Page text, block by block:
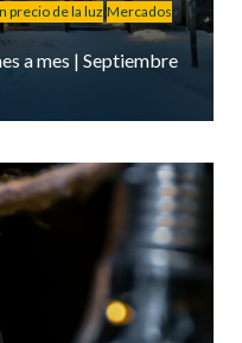
precio de la luz Mercados
a mes | Septiembre